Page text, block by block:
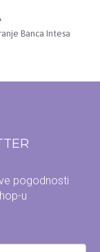
Banca Intesa
pogodnosti
u